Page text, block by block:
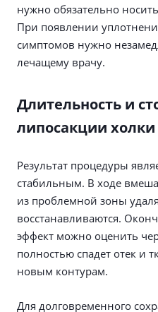
нужно обязательно
При появлении
симптомов нужно
лечащему врачу.
Длительность и
липосакции холки
Результат процедуры
стабильным. В ходе
из проблемной зоны
восстанавливаются.
эффект можно оценить
полностью спадет отек и
новым контурам.
Для долговременного